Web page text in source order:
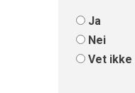
Ja
Nei
Vet ikke